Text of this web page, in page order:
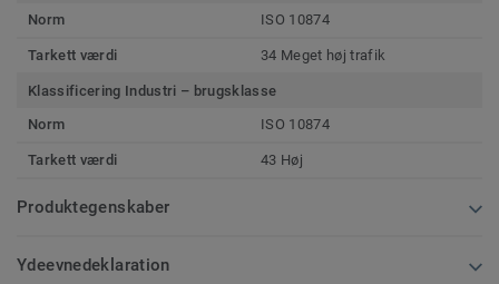
Norm
ISO 10874
Tarkett værdi 34 Meget høj trafik
Klassificering Industri – brugsklasse
Norm
ISO 10874
Tarkett værdi 43 Høj
Produktegenskaber
Ydeevnedeklaration